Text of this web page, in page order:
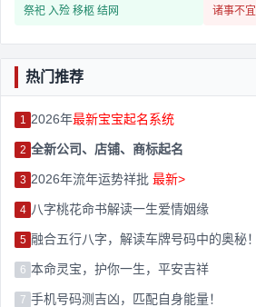
祭祀 入殓 移柩 结网 诸事不宜
热门推荐
1 2026年最新宝宝起名系统
2 全新公司、店铺、商标起名
3 2026年流年运势祥批 最新>
4 八字桃花命书解读一生爱情姻缘
5 融合五行八字，解读车牌号码中的奥秘！
6 本命灵宝，护你一生，平安吉祥
7 手机号码测吉凶，匹配自身能量！